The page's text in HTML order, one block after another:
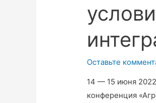
Оставьте
14 — 15 июня
конференция